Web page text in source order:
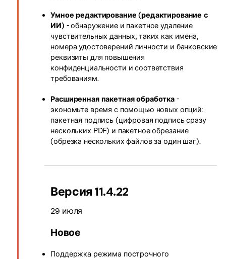
Умное редактирование (редактирование с
ИИ) - обнаружение и пакетное удаление
чувствительных данных, таких как имена,
номера удостоверений личности и банковские
реквизиты для повышения
конфиденциальности и соответствия
требованиям.
Расширенная пакетная обработка -
экономьте время с помощью новых опций:
пакетная подпись (цифровая подпись сразу
нескольких PDF) и пакетное обрезание
(обрезка нескольких файлов за один шаг).
Версия 11.4.22
29 июля
Новое
Поддержка режима построчного